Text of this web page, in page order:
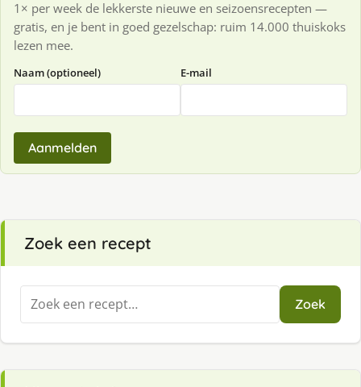
1× per week de lekkerste nieuwe en seizoensrecepten —
gratis, en je bent in goed gezelschap: ruim 14.000 thuiskoks
lezen mee.
Naam (optioneel) E-mail
Aanmelden
Zoek een recept
Zoeken
naar:
Zoek